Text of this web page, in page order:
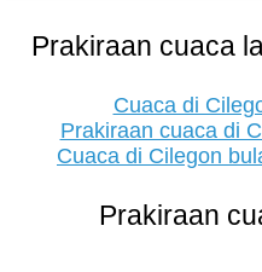
Prakiraan cuaca
Cuaca di
Prakiraan cuaca di
Cuaca di Cilegon
Prakiraan